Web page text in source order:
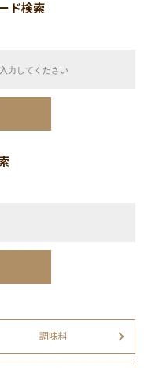
ド検索
調味料